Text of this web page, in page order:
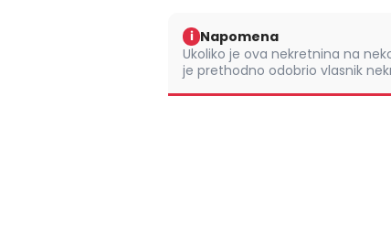
i Napomena
Ukoliko je ova nekretnina na
je prethodno odobrio vlasnik